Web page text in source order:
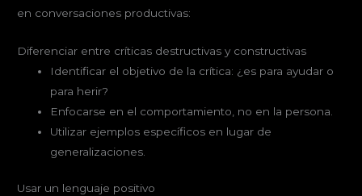
en conversaciones productivas:
Diferenciar entre críticas destructivas y constructivas
Identificar el objetivo de la crítica: ¿es para ayudar o
para herir?
Enfocarse en el comportamiento, no en la persona.
Utilizar ejemplos específicos en lugar de
generalizaciones.
Usar un lenguaje positivo